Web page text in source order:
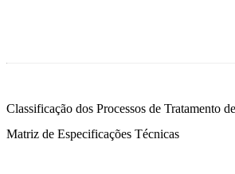
Classificação dos Processos de Tratamento
Matriz de Especificações Técnicas